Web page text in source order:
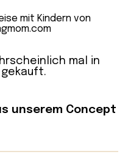
mal in
gekauft.
unserem Concept